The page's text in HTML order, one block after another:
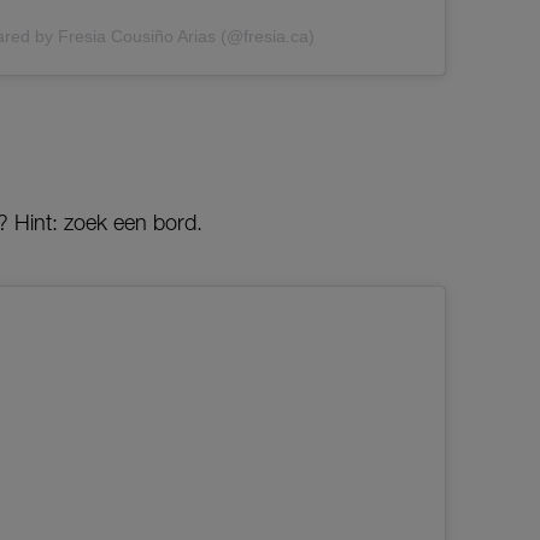
by Fresia Cousiño Arias (@fresia.ca)
Hint: zoek een bord.